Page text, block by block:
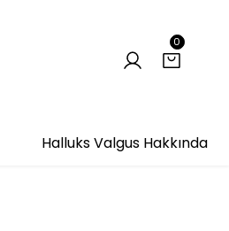
0
Halluks Valgus Hakkında